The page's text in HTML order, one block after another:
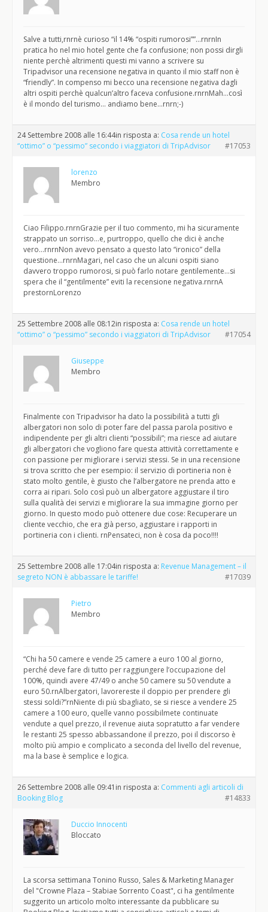
Salve a tutti,rnrnè curioso “il 14% “ospiti rumorosi””…rnrnIn
pratica ho nel mio hotel gente che fa confusione; non possi dirgli
niente perchè altrimenti questi mi vanno a scrivere su
Tripadvisor una recensione negativa in quanto il mio staff non è
“friendly”. In compenso mi becco una recensione negativa dagli
altri ospiti perchè qualcun’altro faceva confusione.rnrnMah…così
è il mondo del turismo… andiamo bene…rnrn;-)
24 Settembre 2008 alle 16:44in risposta a: Cosa rende un hotel
“ottimo” o “pessimo” secondo i viaggiatori di TripAdvisor
#17053
lorenzo
Membro
Ciao Filippo.rnrnGrazie per il tuo commento, mi ha sicuramente
strappato un sorriso…e, purtroppo, quello che dici è anche
vero…rnrnNon avevo pensato a questo lato “ironico” della
questione…rnrnMagari, nel caso che un alcuni ospiti siano
davvero troppo rumorosi, si può farlo notare gentilemente…si
spera che il “gentilmente” eviti la recensione negativa.rnrnA
prestornLorenzo
25 Settembre 2008 alle 08:12in risposta a: Cosa rende un hotel
“ottimo” o “pessimo” secondo i viaggiatori di TripAdvisor
#17054
Giuseppe
Membro
Finalmente con Tripadvisor ha dato la possibilità a tutti gli
albergatori non solo di poter fare del passa parola positivo e
indipendente per gli altri clienti “possibili”; ma riesce ad aiutare
gli albergatori che vogliono fare questa attività correttamente e
con passione per migliorare i servizi stessi. Se in una recensione
si trova scritto che per esempio: il servizio di portineria non è
stato molto gentile, è giusto che l’albergatore ne prenda atto e
corra ai ripari. Solo così può un albergatore aggiustare il tiro
sulla qualità dei servizi e migliorare la sua immagine giorno per
giorno. In questo modo può ottenere due cose: Recuperare un
cliente vecchio, che era già perso, aggiustare i rapporti in
portineria con i clienti. rnPensateci, non è cosa da poco!!!!
25 Settembre 2008 alle 17:04in risposta a: Revenue Management – il
segreto NON è abbassare le tariffe!
#17039
Pietro
Membro
“Chi ha 50 camere e vende 25 camere a euro 100 al giorno,
perché deve fare di tutto per raggiungere l’occupazione del
100%, quindi avere 47/49 o anche 50 camere su 50 vendute a
euro 50.rnAlbergatori, lavorereste il doppio per prendere gli
stessi soldi?”rnNiente di più sbagliato, se si riesce a vendere 25
camere a 100 euro, quelle vanno possibilmete continuate
vendute a quel prezzo, il revenue aiuta sopratutto a far vendere
le restanti 25 spesso abbassandone il prezzo, poi il discorso è
molto più ampio e complicato a seconda del livello del revenue,
ma la base è semplice e logica.
26 Settembre 2008 alle 09:41 in risposta a: Commenti agli articoli di
Booking Blog
#14833
Duccio Innocenti
Bloccato
La scorsa settimana Tonino Russo, Sales & Marketing Manager
del "Crowne Plaza – Stabiae Sorrento Coast", ci ha gentilmente
suggerito un articolo molto interessante da pubblicare su